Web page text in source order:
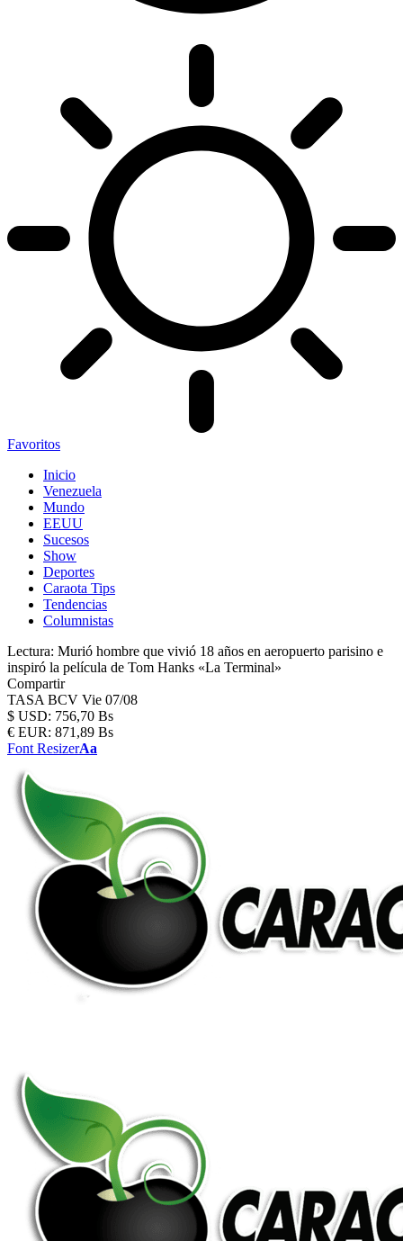
Favoritos
Inicio
Venezuela
Mundo
EEUU
Sucesos
Show
Deportes
Caraota Tips
Tendencias
Columnistas
Lectura: Murió hombre que vivió 18 años en aeropuerto parisino e
inspiró la película de Tom Hanks «La Terminal»
Compartir
TASA BCV Vie 07/08
$ USD: 756,70 Bs
€ EUR: 871,89 Bs
Font ResizerAa